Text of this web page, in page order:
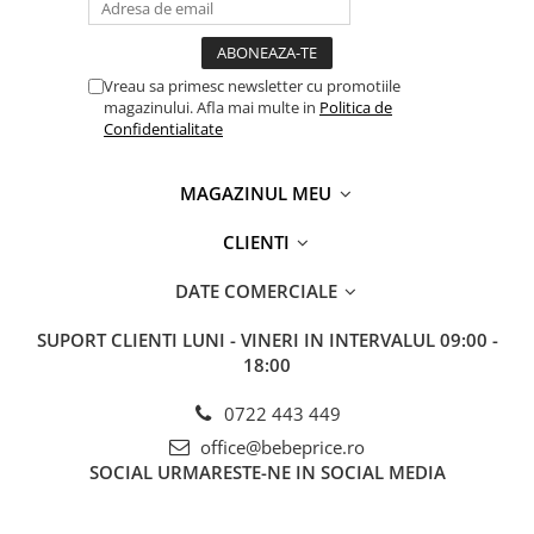
Vreau sa primesc newsletter cu promotiile
magazinului. Afla mai multe in Politica de
Confidentialitate
MAGAZINUL MEU
CLIENTI
DATE COMERCIALE
SUPORT CLIENTI LUNI - VINERI IN INTERVALUL 09:00 -
18:00
0722 443 449
office@bebeprice.ro
SOCIAL URMARESTE-NE IN SOCIAL MEDIA